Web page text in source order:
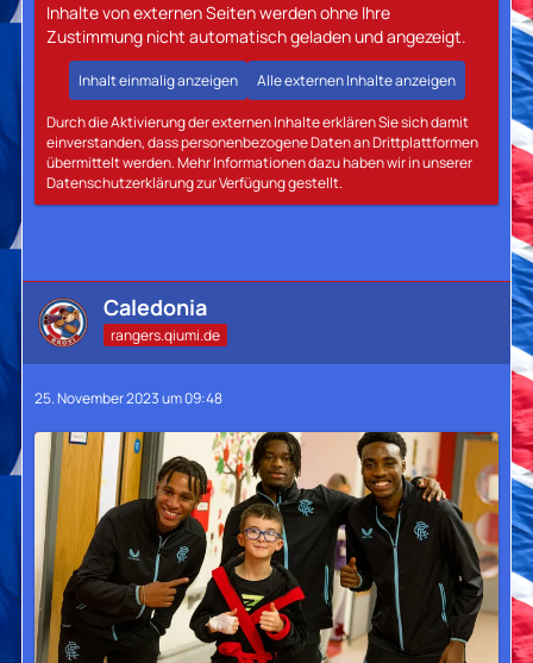
Inhalte von externen Seiten werden ohne Ihre
Zustimmung nicht automatisch geladen und angezeigt.
Inhalt einmalig anzeigen Alle externen Inhalte anzeigen
Durch die Aktivierung der externen Inhalte erklären Sie sich damit
einverstanden, dass personenbezogene Daten an Drittplattformen
übermittelt werden. Mehr Informationen dazu haben wir in unserer
Datenschutzerklärung zur Verfügung gestellt.
Caledonia
rangers.qiumi.de
25. November 2023 um 09:48